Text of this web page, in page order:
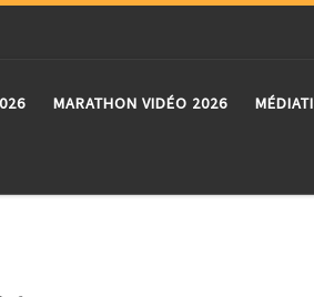
MARATHON VIDÉO 2026